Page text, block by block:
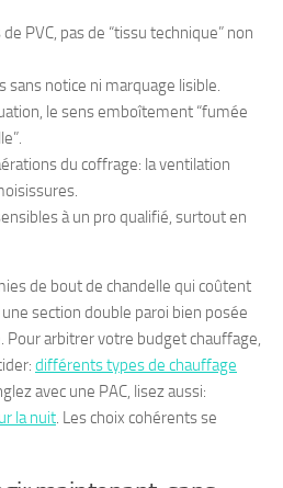
PVC, pas de “tissu technique” non
sans notice ni marquage lisible.
le sens emboîtement “fumée
du coffrage: la ventilation
à un pro qualifié, surtout en
de bout de chandelle qui coûtent
section double paroi bien posée
Pour arbitrer votre budget chauffage,
différents types de chauffage
avec une PAC, lisez aussi:
la nuit. Les choix cohérents se